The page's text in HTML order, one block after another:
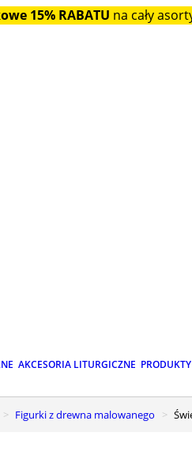
15% RABATU na cały
AKCESORIA LITURGICZNE
Figurki z drewna malowanego